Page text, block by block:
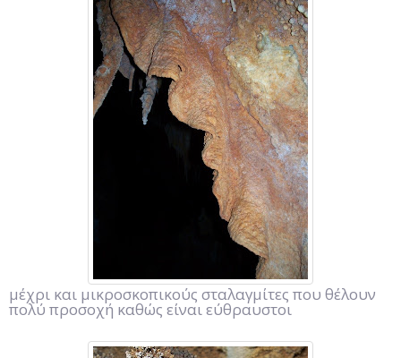
μέχρι και μικροσκοπικούς σταλαγμίτες που θέλουν
πολύ προσοχή καθώς είναι εύθραυστοι